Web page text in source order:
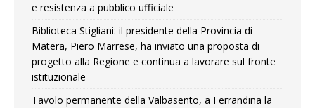
e resistenza a pubblico ufficiale
Biblioteca Stigliani: il presidente della Provincia di
Matera, Piero Marrese, ha inviato una proposta di
progetto alla Regione e continua a lavorare sul fronte
istituzionale
Tavolo permanente della Valbasento, a Ferrandina la